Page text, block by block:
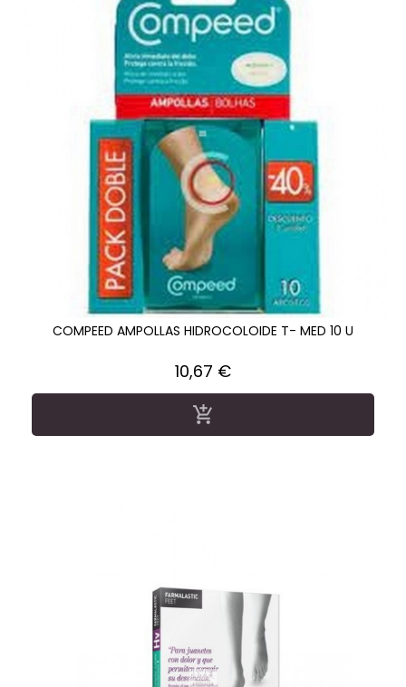
COMPEED AMPOLLAS HIDROCOLOIDE T- MED 10 U
Precio
10,67 €
